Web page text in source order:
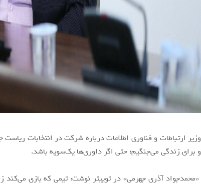
وزیر ارتباطات و فناوری اطلاعات درباره شرکت در انتخابات
و برای زندگی می‌جنگیم؛ حتی اگر داوری‌ها یک‌سویه باشد.
«محمدجواد آذری جهرمی» در توییتر نوشت: تیمی که بازی